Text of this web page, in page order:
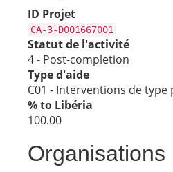
ID Projet
CA-3-D001667001
Statut de l'activité
4 - Post-completion
Type d'aide
C01 - Interventions de type
% to Libéria
100.00
Organisations